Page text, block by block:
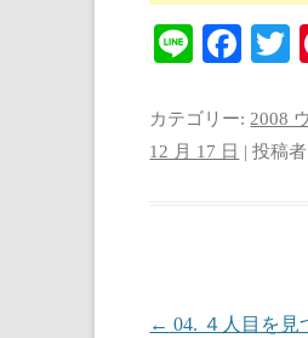
Li
Fa
bo
ok r
カテゴリー: 2008
12 月 17 日 |投稿
投稿ナビゲーシ
← 04. ４人目を見